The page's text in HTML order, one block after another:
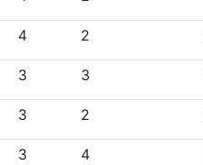
4 2
3 3
3 2
3 4